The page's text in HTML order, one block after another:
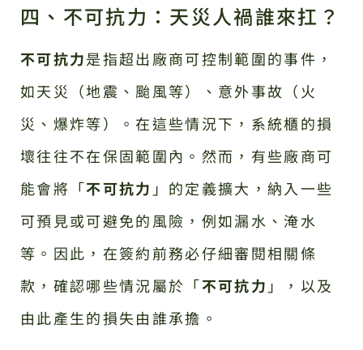
四、不可抗力：天災人禍誰來扛？
不可抗力是指超出廠商可控制範圍的事件，
如天災（地震、颱風等）、意外事故（火
災、爆炸等）。在這些情況下，系統櫃的損
壞往往不在保固範圍內。然而，有些廠商可
能會將「不可抗力 」的定義擴大，納入一些
可預見或可避免的風險，例如漏水、淹水
等。因此，在簽約前務必仔細審閱相關條
款，確認哪些情況屬於「不可抗力 」，以及
由此產生的損失由誰承擔。